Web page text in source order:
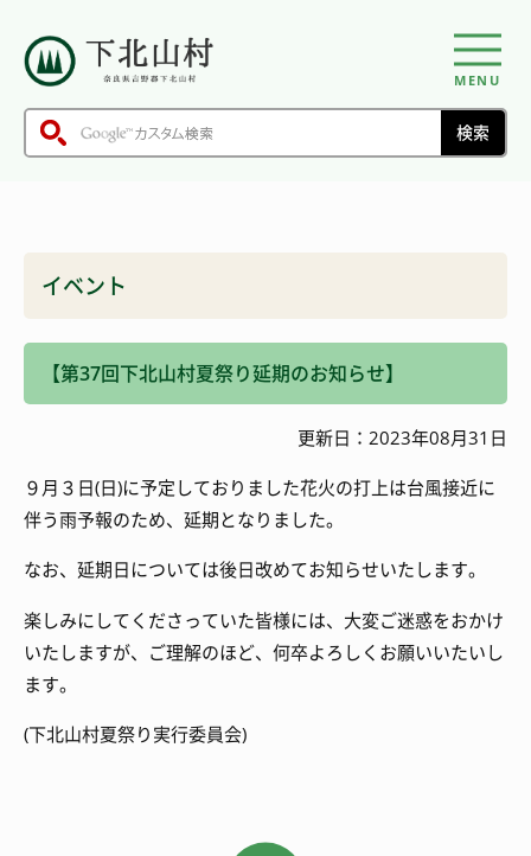
MENU
イベント
【第37回下北山村夏祭り延期のお知らせ】
更新日：2023年08月31日
９月３日(日)に予定しておりました花火の打上は台風接近に
伴う雨予報のため、延期となりました。
なお、延期日については後日改めてお知らせいたします。
楽しみにしてくださっていた皆様には、大変ご迷惑をおかけ
いたしますが、ご理解のほど、何卒よろしくお願いいたいし
ます。
(下北山村夏祭り実行委員会)